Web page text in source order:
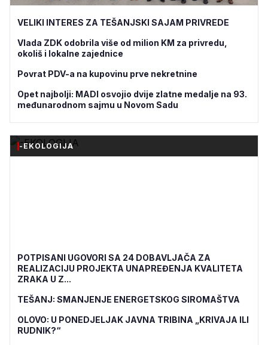
VELIKI INTERES ZA TEŠANJSKI SAJAM PRIVREDE
Vlada ZDK odobrila više od milion KM za privredu,
okoliš i lokalne zajednice
Povrat PDV-a na kupovinu prve nekretnine
Opet najbolji: MADI osvojio dvije zlatne medalje na 93.
međunarodnom sajmu u Novom Sadu
-EKOLOGIJA
POTPISANI UGOVORI SA 24 DOBAVLJAČA ZA
REALIZACIJU PROJEKTA UNAPREĐENJA KVALITETA
ZRAKA U Z...
TEŠANJ: SMANJENJE ENERGETSKOG SIROMAŠTVA
OLOVO: U PONEDJELJAK JAVNA TRIBINA „KRIVAJA ILI
RUDNIK?“